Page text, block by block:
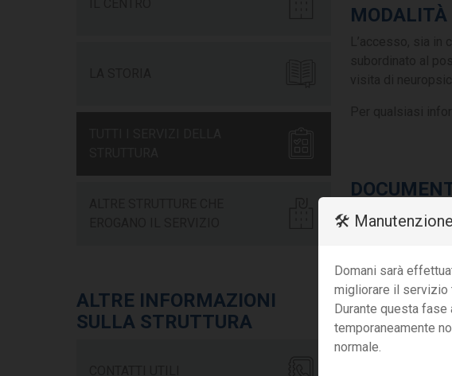
🛠️
Domani sarà
migliorare il servizio
Durante questa
temporaneamente
normale.
ALTRE INFORMAZIONI
SULLA STRUTTURA
MODALITÀ
Richiesta
Carta
I non residenti,
autorizzazione al